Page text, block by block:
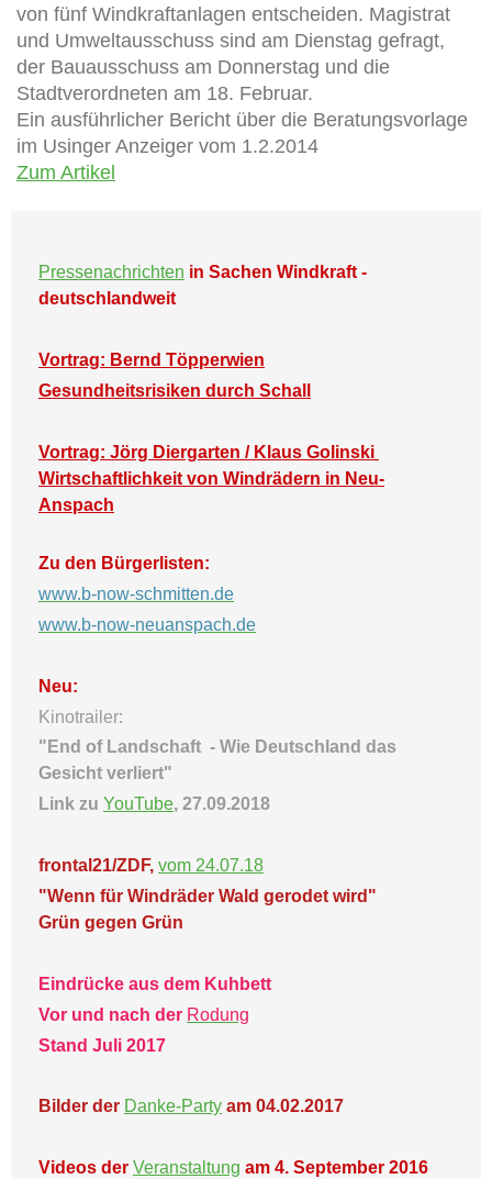
von fünf Windkraftanlagen entscheiden. Magistrat
und Umweltausschuss sind am Dienstag gefragt,
der Bauausschuss am Donnerstag und die
Stadtverordneten am 18. Februar.
Ein ausführlicher Bericht über die Beratungsvorlage
im Usinger Anzeiger vom 1.2.2014
Zum Artikel
Pressenachrichten in Sachen Windkraft -
deutschlandweit
Vortrag: Bernd Töpperwien
Gesundheitsrisiken durch Schall
Vortrag: Jörg Diergarten / Klaus Golinski
Wirtschaftlichkeit von Windrädern in Neu-
Anspach
Zu den Bürgerlisten:
www.b-now-schmitten.de
www.b-now-neuanspach.de
Neu:
Kinotrailer:
"End of Landschaft - Wie Deutschland das
Gesicht verliert"
Link zu YouTube, 27.09.2018
frontal21/ZDF, vom 24.07.18
"Wenn für Windräder Wald gerodet wird"
Grün gegen Grün
Eindrücke aus dem Kuhbett
Vor und nach der Rodung
Stand Juli 2017
Bilder der Danke-Party am 04.02.2017
Videos der Veranstaltung am 4. September 2016